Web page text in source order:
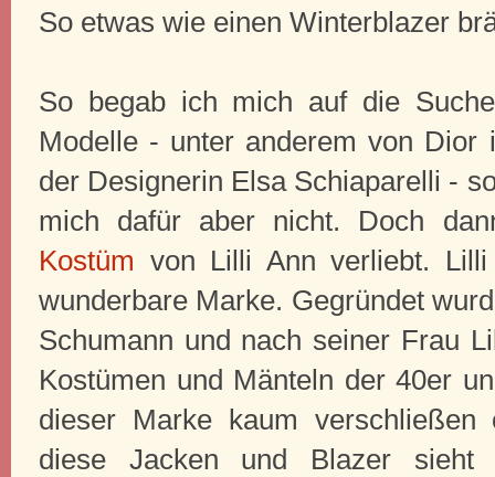
So etwas wie einen Winterblazer
So begab ich mich auf die
Modelle - unter anderem von
der Designerin Elsa Schiaparelli -
mich dafür aber nicht. Doch
Kostüm von Lilli Ann verliebt.
wunderbare Marke. Gegründet
Schumann und nach seiner Frau
Kostümen und Mänteln der 40er
dieser Marke kaum
diese Jacken und Blazer